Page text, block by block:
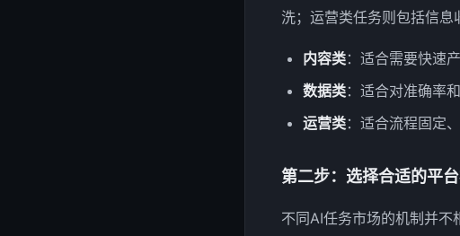
洗；运营类任务则包括信息
内容类：适合需要快速
数据类：适合对准确率
运营类：适合流程固定
第二步：选择合适的平
不同AI任务市场的机制并